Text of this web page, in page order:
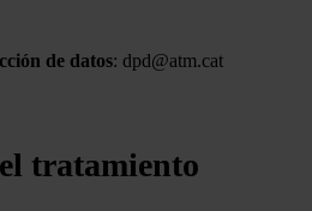
de datos: dpd@atm.cat
tratamiento